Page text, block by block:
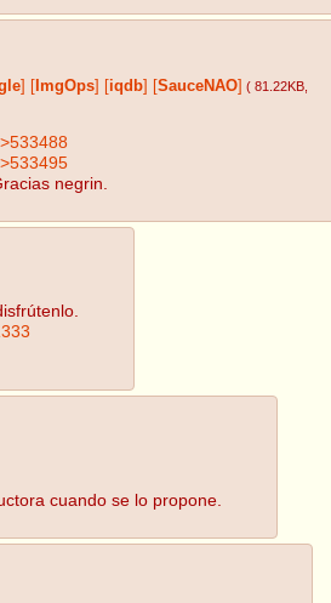
ImgOps iqdb SauceNAO ( 81.22KB
negrin.
cuando se lo propone.